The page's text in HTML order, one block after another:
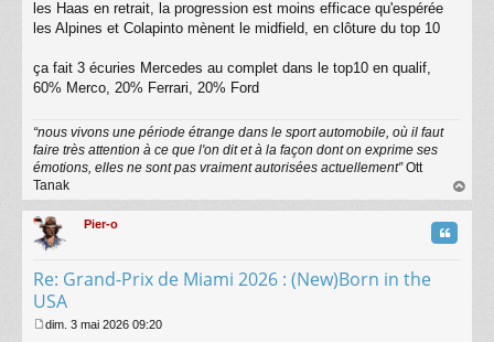
les Haas en retrait, la progression est moins efficace qu'espérée
les Alpines et Colapinto mènent le midfield, en clôture du top 10
ça fait 3 écuries Mercedes au complet dans le top10 en qualif,
60% Merco, 20% Ferrari, 20% Ford
“nous vivons une période étrange dans le sport automobile, où il faut
faire très attention à ce que l'on dit et à la façon dont on exprime ses
émotions, elles ne sont pas vraiment autorisées actuellement”Ott
Tanak
au
Pier-o
Re: Grand-Prix de Miami 2026 : (New)Born in the
USA
Citation
dim. 3 mai 2026 09:20